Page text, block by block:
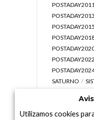
POSTADAY2011
POSTADAY2013
POSTADAY2015
POSTADAY2022
SATURNO
UNIVERSO
Utilizamos cookies